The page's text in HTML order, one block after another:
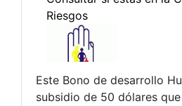
Este Bono de desarrollo
subsidio de 50 dólares